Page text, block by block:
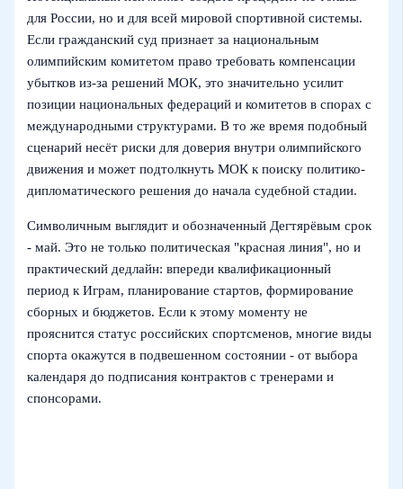
для России, но и для всей мировой спортивной системы.
Если гражданский суд признает за национальным
олимпийским комитетом право требовать компенсации
убытков из-за решений МОК, это значительно усилит
позиции национальных федераций и комитетов в спорах с
международными структурами. В то же время подобный
сценарий несёт риски для доверия внутри олимпийского
движения и может подтолкнуть МОК к поиску политико-
дипломатического решения до начала судебной стадии.
Символичным выглядит и обозначенный Дегтярёвым срок
- май. Это не только политическая "красная линия", но и
практический дедлайн: впереди квалификационный
период к Играм, планирование стартов, формирование
сборных и бюджетов. Если к этому моменту не
прояснится статус российских спортсменов, многие виды
спорта окажутся в подвешенном состоянии - от выбора
календаря до подписания контрактов с тренерами и
спонсорами.